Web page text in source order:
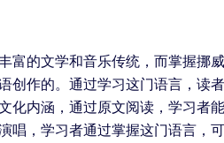
富的文学和音乐传统，而掌握挪
创作的。通过学习这门语言，读
化内涵，通过原文阅读，学习者
唱，学习者通过掌握这门语言，